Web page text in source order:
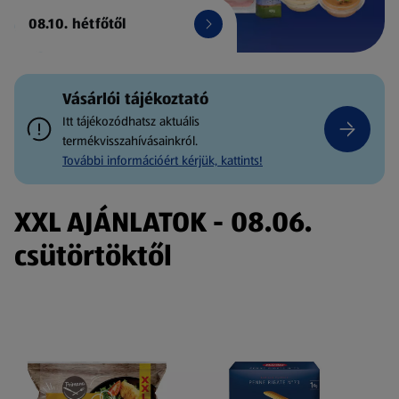
08.10. hétfőtől
Vásárlói tájékoztató
Itt tájékozódhatsz aktuális
termékvisszahívásainkról.
További információért kérjük, kattints!
XXL AJÁNLATOK - 08.06.
csütörtöktől